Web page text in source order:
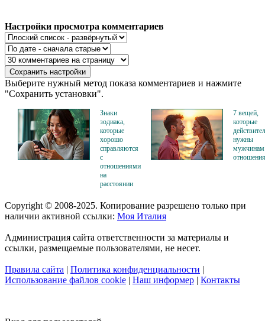
Настройки просмотра комментариев
Выберите нужный метод показа комментариев и нажмите
"Сохранить установки".
Знаки
зодиака,
которые
хорошо
справляются
с
отношениями
на
расстоянии
7 вещей,
которые
нужны
Copyright © 2008-2025. Копирование разрешено только при
наличии активной ссылки: Моя Италия
Администрация сайта ответственности за материалы и
ссылки, размещаемые пользователями, не несет.
Правила сайта | Политика конфиденциальности |
Использование файлов cookie | Наш информер | Контакты